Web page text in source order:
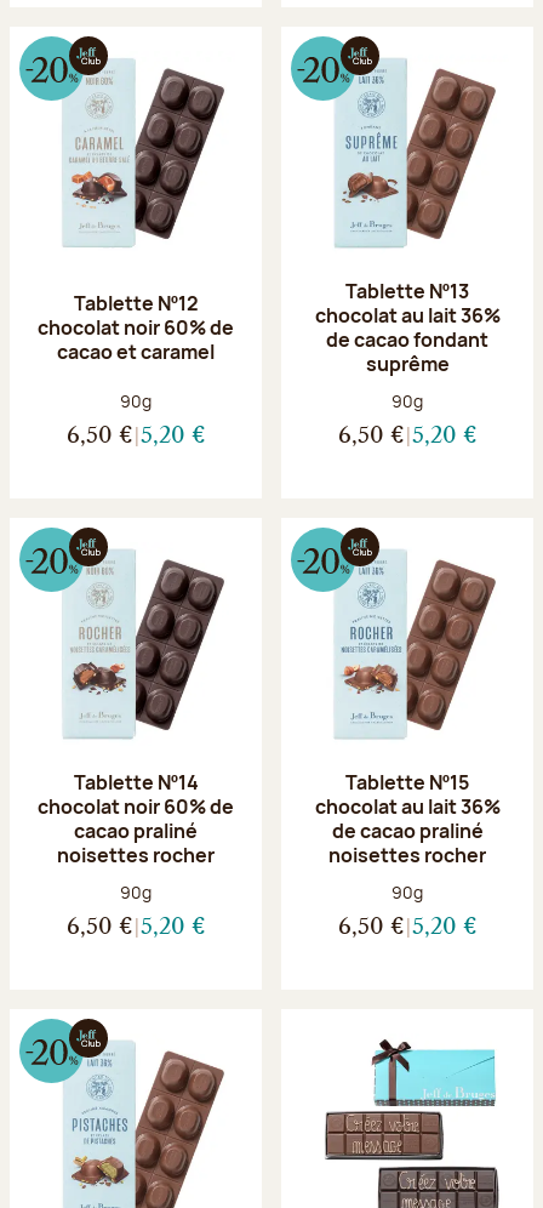
Tablette Nº12
chocolat noir 60% de
cacao et caramel
Poids net :
90g
6,50 € 5,20 €
Tablette Nº13
chocolat au lait 36%
de cacao fondant
suprême
Poids net :
90g
6,50 € 5,20 €
Tablette Nº14
chocolat noir 60% de
cacao praliné
noisettes rocher
Poids net :
90g
6,50 € 5,20 €
Tablette Nº15
chocolat au lait 36%
de cacao praliné
noisettes rocher
Poids net :
90g
6,50 € 5,20 €